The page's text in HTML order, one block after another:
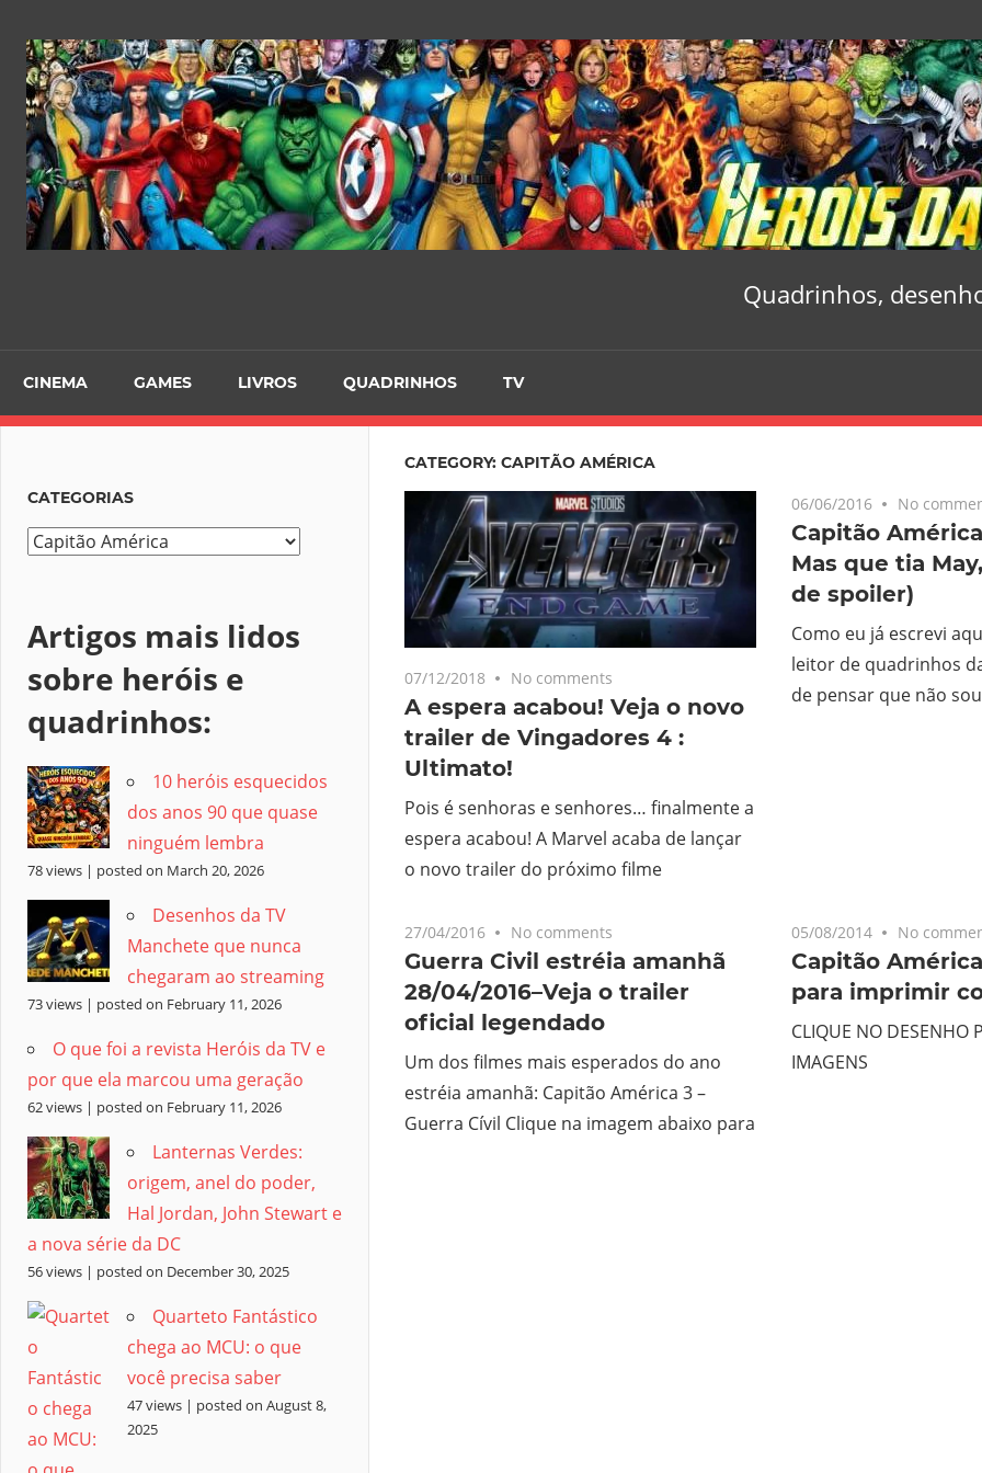
content
Quadrinhos,
CINEMA GAMES LIVROS QUADRINHOS TV
CATEGORY: CAPITÃO AMÉRICA
07/12/2018 No comments
A espera acabou! Veja o novo
trailer de Vingadores 4 :
Ultimato!
Pois é senhoras e senhores… finalmente a
espera acabou! A Marvel acaba de lançar
o novo trailer do próximo filme
06/06/2016 No
Capitão
Mas que tia
de spoiler)
Como eu já escrevi
leitor de quadrinhos
de pensar que não
27/04/2016 No comments
Guerra Civil estréia amanhã
28/04/2016–Veja o trailer
oficial legendado
Um dos filmes mais esperados do ano
estréia amanhã: Capitão América 3 –
Guerra Cívil Clique na imagem abaixo para
05/08/2014 No
Capitão
para imprimir
CLIQUE NO DESENHO
IMAGENS
CATEGORIAS
Categorias
Artigos mais lidos
sobre heróis e
quadrinhos:
10 heróis esquecidos
dos anos 90 que quase
ninguém lembra
78 views | posted on March 20, 2026
Desenhos da TV
Manchete que nunca
chegaram ao streaming
73 views | posted on February 11, 2026
O que foi a revista Heróis da TV e
por que ela marcou uma geração
62 views | posted on February 11, 2026
Lanternas Verdes:
origem, anel do poder,
Hal Jordan, John Stewart e
a nova série da DC
56 views | posted on December 30, 2025
Quarteto Fantástico
chega ao MCU: o que
você precisa saber
47 views | posted on August 8,
2025